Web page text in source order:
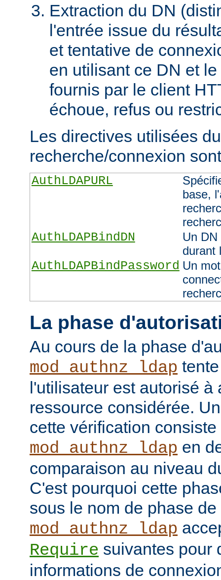
Extraction du DN
l'entrée issue du
et tentative de
en utilisant ce DN et
fournis par le client
échoue, refus ou
Les directives utilisées
recherche/connexion
AuthLDAPURL
base,
AuthLDAPBindDN
Un
durant
AuthLDAPBindPassword Un
La phase
Au cours de la phase
mod_authnz_ldap
l'utilisateur est autorisé à
ressource considérée.
cette vérification consiste
mod_authnz_ldap en
comparaison au niveau
C'est pourquoi cette
sous le nom de phase
mod_authnz_ldap
Require suivantes pour
informations de